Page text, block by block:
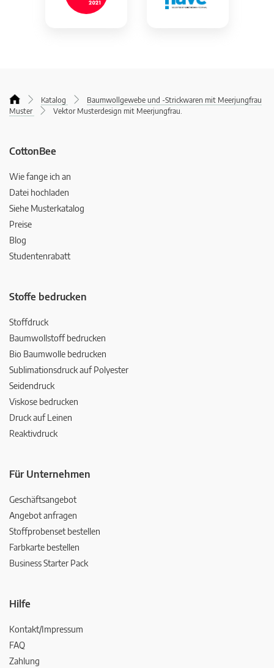
Katalog
Baumwollgewebe und -Strickwaren mit Meerjungfrau
Muster
Vektor Musterdesign mit Meerjungfrau.
CottonBee
Wie fange ich an
Datei hochladen
Siehe Musterkatalog
Preise
Blog
Studentenrabatt
Stoffe bedrucken
Stoffdruck
Baumwollstoff bedrucken
Bio Baumwolle bedrucken
Sublimationsdruck auf Polyester
Seidendruck
Viskose bedrucken
Druck auf Leinen
Reaktivdruck
Für Unternehmen
Geschäftsangebot
Angebot anfragen
Stoffprobenset bestellen
Farbkarte bestellen
Business Starter Pack
Hilfe
Kontakt/Impressum
FAQ
Zahlung